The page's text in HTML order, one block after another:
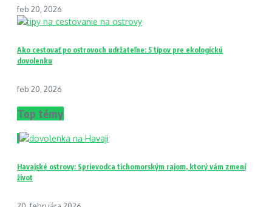
feb 20, 2026
Ako cestovať po ostrovoch udržateľne: 5 tipov pre ekologickú
dovolenku
feb 20, 2026
Top témy
1
Havajské ostrovy: Sprievodca tichomorským rajom, ktorý vám zmení
život